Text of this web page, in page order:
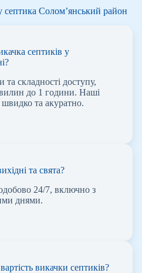
септика Солом’янський район
септиків у
та складності доступу,
до 1 години. Наші
та акуратно.
та свята?
24/7, включно з
днями.
викачки септиків?